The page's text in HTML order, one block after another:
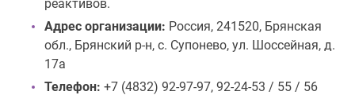
реактивов.
Адрес организации: Россия, 241520, Брянская
обл., Брянский р-н, с. Супонево, ул. Шоссейная, д.
17а
Телефон: +7 (4832) 92-97-97, 92-24-53 / 55 / 56